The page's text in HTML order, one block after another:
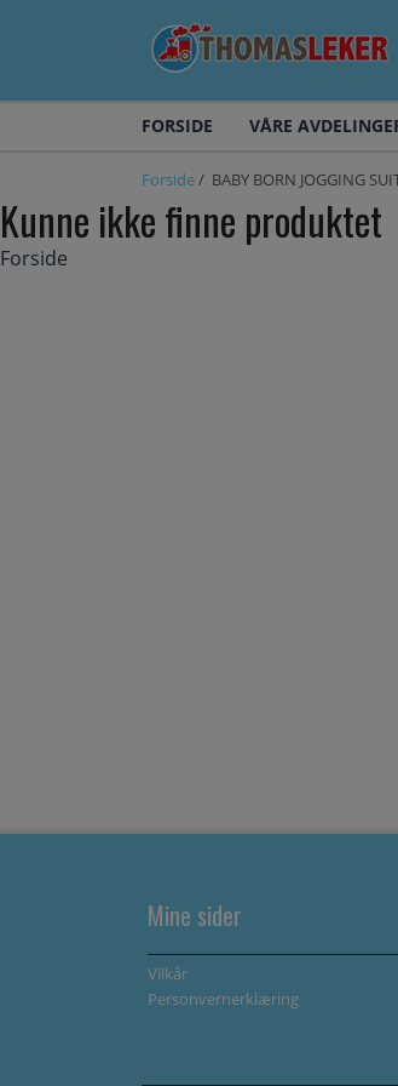
FORSIDE VÅRE
Forside/ BABY BORN JOGGING
Kunne ikke finne produktet
Forside
Mine sider
Vilkår
Personvernerklæring